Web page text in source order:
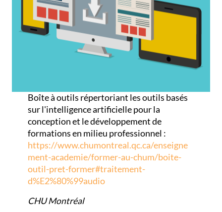
Boîte à outils répertoriant les outils basés
sur l'intelligence artificielle pour la
conception et le développement de
formations en milieu professionnel :
https://www.chumontreal.qc.ca/enseigne
ment-academie/former-au-chum/boite-
outil-pret-former#traitement-
d%E2%80%99audio
CHU Montréal